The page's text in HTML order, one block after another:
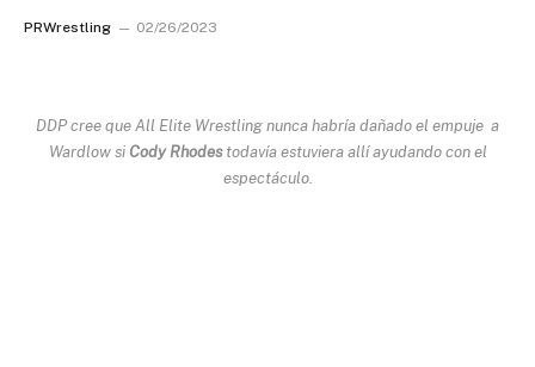
PRWrestling 02/26/2023
DDPcree queAll Elite Wrestlingnunca habría dañado el empuje a
Wardlow si Cody Rhodestodavía estuviera allí ayudando con el
espectáculo.